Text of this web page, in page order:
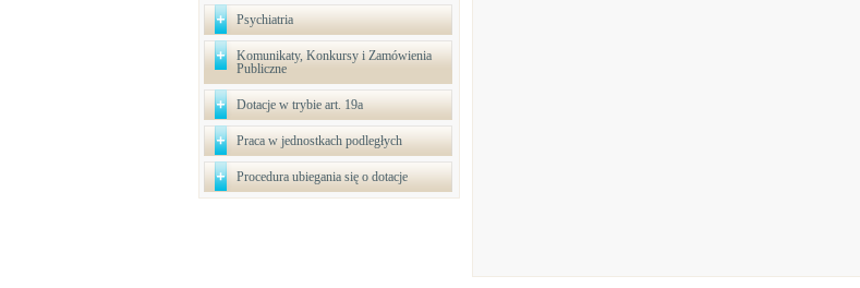
Psychiatria
Komunikaty, Konkursy i Zamówienia
Publiczne
Dotacje w trybie art. 19a
Praca w jednostkach podległych
Procedura ubiegania się o dotacje